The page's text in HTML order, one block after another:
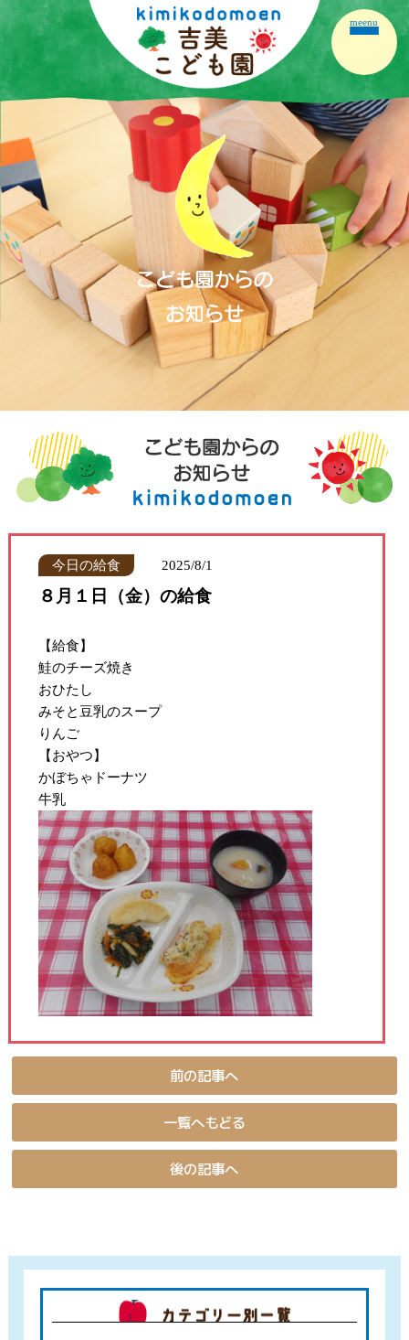
ホーム 園の紹介
園の生活 保育の内容
こども園だより 保護者
meenu
今日の給食 2025/8/1
８月１日（金）の給食
【給食】
鮭のチーズ焼き
おひたし
みそと豆乳のスープ
りんご
【おやつ】
かぼちゃドーナツ
牛乳
前の記事へ
一覧へもどる
後の記事へ